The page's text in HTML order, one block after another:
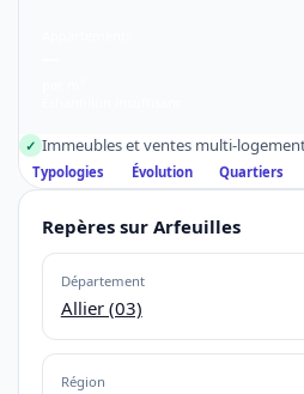
✓ Immeubles et ventes multi-
Typologies Évolution Quartiers
Repères sur Arfeuilles
Département
Allier (03)
Région